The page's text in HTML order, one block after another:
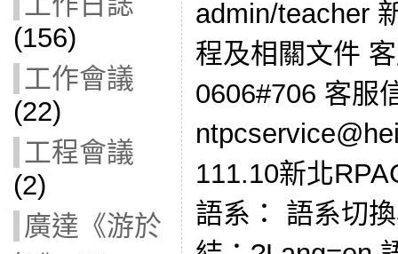
(156)
工作會議
(22)
工程會議
(2)
廣達《游於
admin/teacher
程及相關文件
0606#706 客服
111.10新北
語系： 語系切